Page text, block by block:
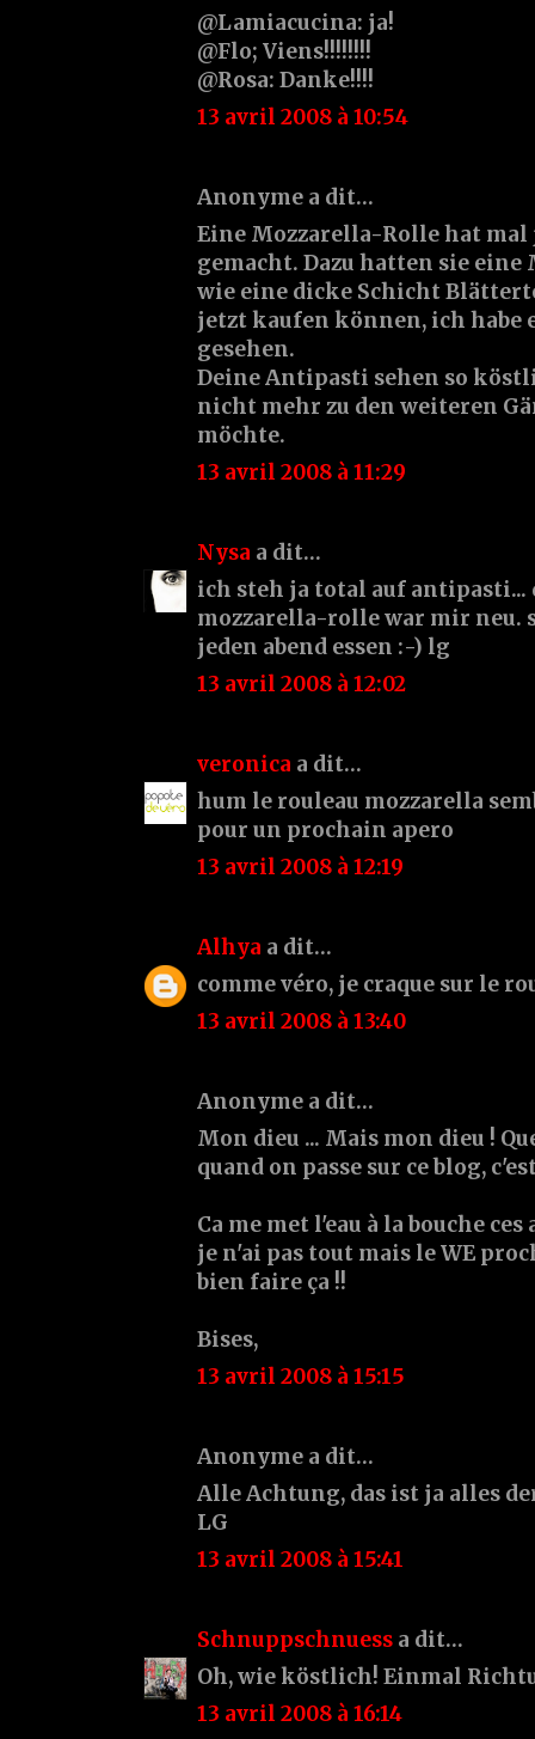
@Lamiacucina: ja!
@Flo; Viens!!!!!!!!
@Rosa: Danke!!!!
13 avril 2008 à 10:54
Anonyme a dit…
Eine Mozzarella-Rolle hat mal
gemacht. Dazu hatten sie
wie eine dicke Schicht
jetzt kaufen können, ich habe
gesehen.
Deine Antipasti sehen so
nicht mehr zu den weiteren
möchte.
13 avril 2008 à 11:29
Nysa a dit…
ich steh ja total auf antipasti...
mozzarella-rolle war mir neu.
jeden abend essen :-) lg
13 avril 2008 à 12:02
veronica a dit…
hum le rouleau mozzarella
pour un prochain apero
13 avril 2008 à 12:19
Alhya a dit…
comme véro, je craque sur le
13 avril 2008 à 13:40
Anonyme a dit…
Mon dieu ... Mais mon dieu !
quand on passe sur ce blog,
Ca me met l'eau à la bouche
je n'ai pas tout mais le WE
bien faire ça !!
Bises,
13 avril 2008 à 15:15
Anonyme a dit…
Alle Achtung, das ist ja alles
LG
13 avril 2008 à 15:41
Schnuppschnuess a dit…
Oh, wie köstlich! Einmal
13 avril 2008 à 16:14